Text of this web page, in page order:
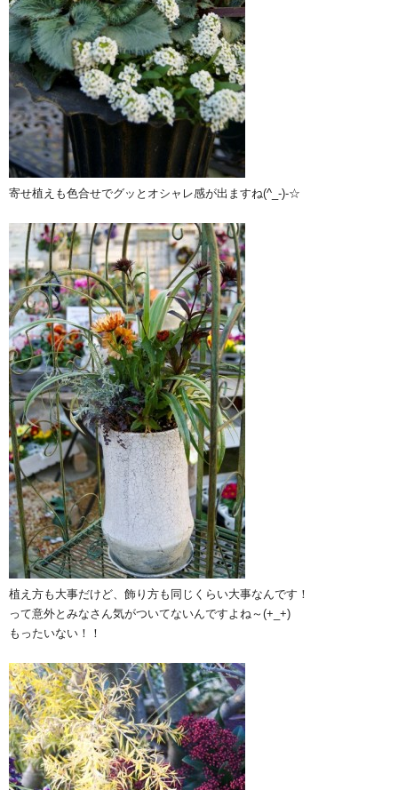
寄せ植えも色合せでグッとオシャレ感が出ますね(^_-)-☆
植え方も大事だけど、飾り方も同じくらい大事なんです！
って意外とみなさん気がついてないんですよね～(+_+)
もったいない！！